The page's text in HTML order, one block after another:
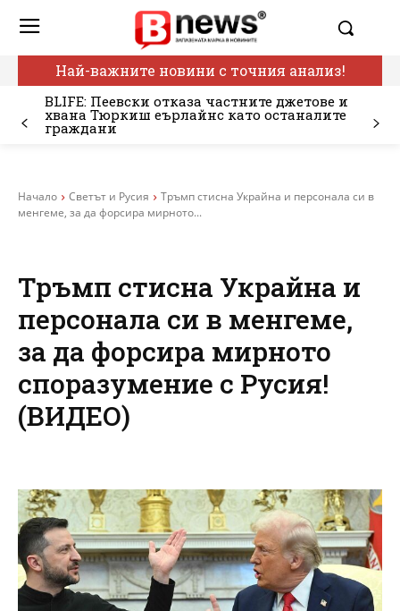
Най-важните новини с точния анализ!
BLIFE: Пеевски отказа частните джетове и
хвана Тюркиш еърлайнс като останалите
граждани
Начало Светът и Русия
Тръмп стисна Украйна и персонала си в
менгеме, за да форсира мирното...
Тръмп стисна Украйна и
персонала си в менгеме,
за да форсира мирното
споразумение с Русия!
(ВИДЕО)